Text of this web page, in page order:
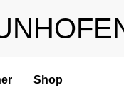
Shop